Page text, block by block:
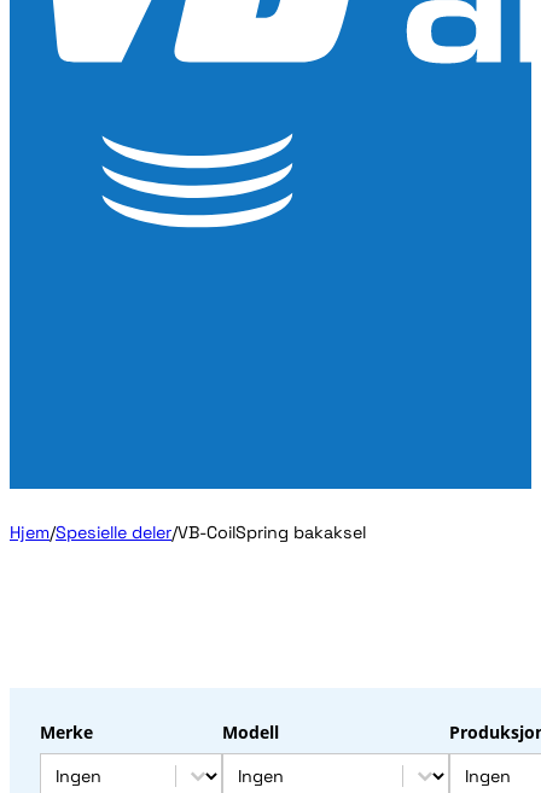
Hjem/Spesielle deler/VB-CoilSpring bakaksel
Merke
Merke
Merke
Modell
Modell
Modell